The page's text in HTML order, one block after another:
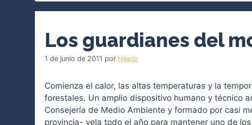
Los guardianes del
1 de junio de 2011 por Hilario
Comienza el calor, las altas temperaturas y la
forestales. Un amplio dispositivo humano y técnico
Consejería de Medio Ambiente y formado por casi
provincia- vela todo el año para mantener uno de